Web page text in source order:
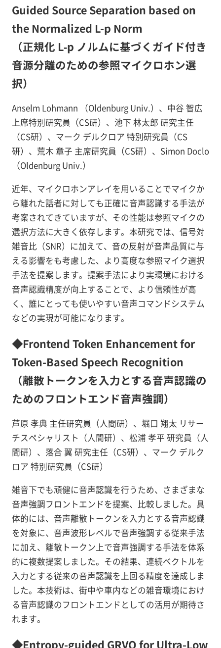
Guided Source Separation based on
the Normalized L-p Norm
（正規化 L‑p ノルムに基づくガイド付き
音源分離のための参照マイクロホン選
択）
Anselm Lohmann （Oldenburg Univ.）、中谷 智広
上席特別研究員（CS研）、池下 林太郎 研究主任
（CS研）、マーク デルクロア 特別研究員（CS
研）、荒木 章子 主席研究員（CS研）、Simon Doclo
（Oldenburg Univ.）
近年、マイクロホンアレイを用いることでマイクか
ら離れた話者に対しても正確に音声認識する手法が
考案されてきていますが、その性能は参照マイクの
選択方法に大きく依存します。本研究では、信号対
雑音比（SNR）に加えて、音の反射が音声品質に与
える影響をも考慮した、より高度な参照マイク選択
手法を提案します。提案手法により実環境における
音声認識精度が向上することで、より信頼性が高
く、誰にとっても使いやすい音声コマンドシステム
などの実現が可能になります。
◆Frontend Token Enhancement for
Token-Based Speech Recognition
（離散トークンを入力とする音声認識の
ためのフロントエンド音声強調）
芦原 孝典 主任研究員（人間研）、堀口 翔太 リサー
チスペシャリスト（人間研）、松浦 孝平 研究員（人
間研）、落合 翼 研究主任（CS研）、マーク デルク
ロア 特別研究員（CS研）
雑音下でも頑健に音声認識を行うため、さまざまな
音声強調フロントエンドを提案、比較しました。具
体的には、音声離散トークンを入力とする音声認識
を対象に、音声波形レベルで音声強調する従来手法
に加え、離散トークン上で音声強調する手法を体系
的に複数提案しました。その結果、連続ベクトルを
入力とする従来の音声認識を上回る精度を達成しま
した。本技術は、街中や車内などの雑音環境におけ
る音声認識のフロントエンドとしての活用が期待さ
れます。
◆Entropy-guided GRVQ for Ultra-Low